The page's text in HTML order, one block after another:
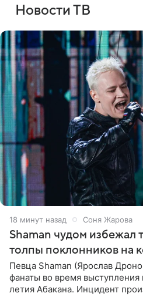
Новости ТВ
18 минут назад Соня Жарова
Shaman чудом избежал
толпы поклонников на
Певца Shaman (Ярослав
фанаты во время выступления
летия Абакана. Инцидент